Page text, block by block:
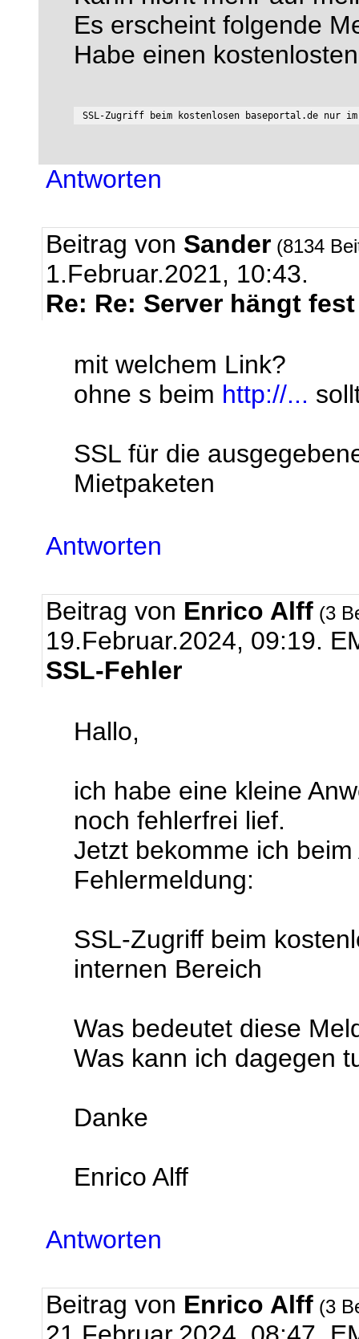
Es erscheint folgende
Habe einen
Antworten
Beitrag von Sander (8134
1.Februar.2021, 10:43.
Re: Re: Server hängt fest
mit welchem Link?
ohne s beim http://...
SSL für die
Mietpaketen
Antworten
Beitrag von Enrico Alff (3
19.Februar.2024, 09:19.
SSL-Fehler
Hallo,
ich habe eine kleine
noch fehlerfrei lief.
Jetzt bekomme ich
Fehlermeldung:
SSL-Zugriff beim
internen Bereich
Was bedeutet diese
Was kann ich dagegen
Danke
Enrico Alff
Antworten
Beitrag von Enrico Alff (3